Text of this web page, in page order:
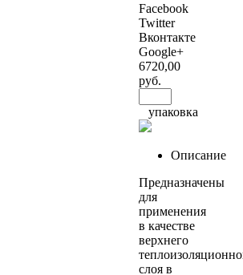
Facebook
Twitter
Вконтакте
Google+
6720,00
руб.
упаковка
Описание
Предназначены
для
применения
в качестве
верхнего
слоя в